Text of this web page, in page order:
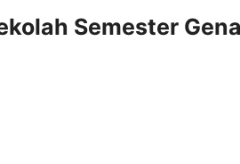
Semester